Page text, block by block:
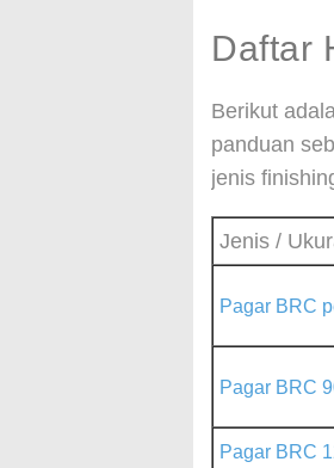
Daftar
Berikut
panduan
jenis
Jenis /
Pagar BRC
Pagar BRC
Pagar BRC